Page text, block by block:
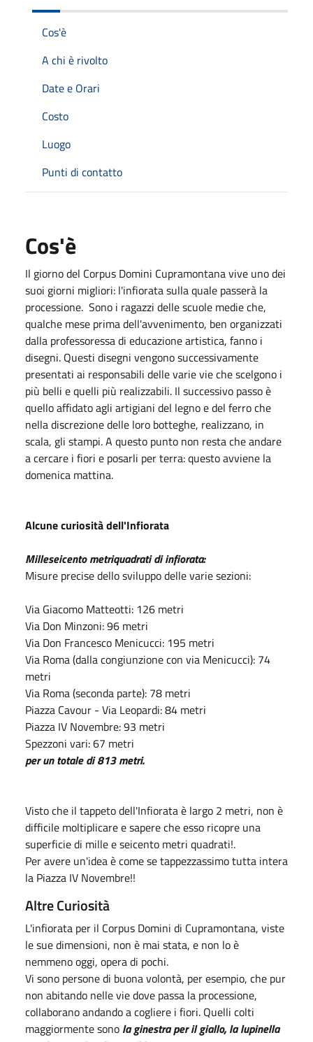
Cos'è
A chi è rivolto
Date e Orari
Costo
Luogo
Punti di contatto
Cos'è
Il giorno del Corpus Domini Cupramontana vive uno dei
suoi giorni migliori: l'infiorata sulla quale passerà la
processione. Sono i ragazzi delle scuole medie che,
qualche mese prima dell'avvenimento, ben organizzati
dalla professoressa di educazione artistica, fanno i
disegni. Questi disegni vengono successivamente
presentati ai responsabili delle varie vie che scelgono i
più belli e quelli più realizzabili. Il successivo passo è
quello affidato agli artigiani del legno e del ferro che
nella discrezione delle loro botteghe, realizzano, in
scala, gli stampi. A questo punto non resta che andare
a cercare i fiori e posarli per terra: questo avviene la
domenica mattina.
Alcune curiosità dell'Infiorata
Milleseicento metriquadrati di infiorata:
Misure precise dello sviluppo delle varie sezioni:
Via Giacomo Matteotti: 126 metri
Via Don Minzoni: 96 metri
Via Don Francesco Menicucci: 195 metri
Via Roma (dalla congiunzione con via Menicucci): 74
metri
Via Roma (seconda parte): 78 metri
Piazza Cavour - Via Leopardi: 84 metri
Piazza IV Novembre: 93 metri
Spezzoni vari: 67 metri
per un totale di 813 metri.
Visto che il tappeto dell'Infiorata è largo 2 metri, non è
difficile moltiplicare e sapere che esso ricopre una
superficie di mille e seicento metri quadrati!.
Per avere un'idea è come se tappezzassimo tutta intera
la Piazza IV Novembre!!
Altre Curiosità
L'infiorata per il Corpus Domini di Cupramontana, viste
le sue dimensioni, non è mai stata, e non lo è
nemmeno oggi, opera di pochi.
Vi sono persone di buona volontà, per esempio, che pur
non abitando nelle vie dove passa la processione,
collaborano andando a cogliere i fiori. Quelli colti
maggiormente sono la ginestra per il giallo, la lupinella